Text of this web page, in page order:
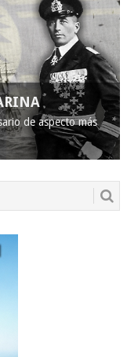
de aspecto más